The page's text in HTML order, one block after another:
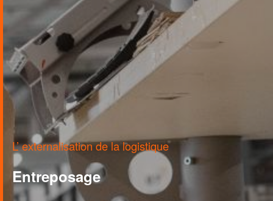
L’ externalisation de la logistique
Entreposage